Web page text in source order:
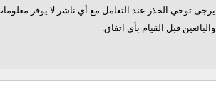
يرجى توخي الحذر عند التعامل مع أي ناشر لا يوفر
والبائعين قبل القيام بأي اتفاق.